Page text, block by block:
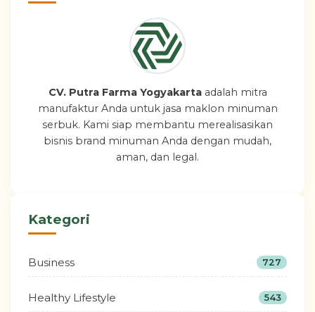
CV. Putra Farma Yogyakartaadalah mitra
manufaktur Anda untuk jasa maklon minuman
serbuk. Kami siap membantu merealisasikan
bisnis brand minuman Anda dengan mudah,
aman, dan legal.
Kategori
Business 727
Healthy Lifestyle 543